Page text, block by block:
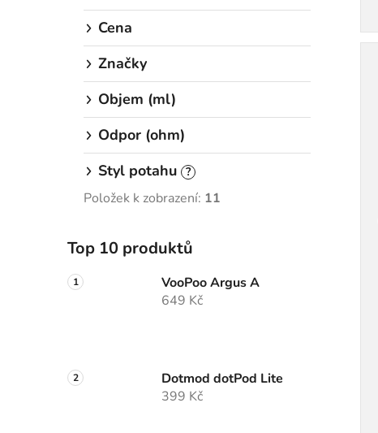
Cena
Značky
Objem (ml)
Odpor (ohm)
Styl potahu ?
Položek k zobrazení: 11
Top 10 produktů
VooPoo Argus A
649 Kč
Dotmod dotPod Lite
399 Kč